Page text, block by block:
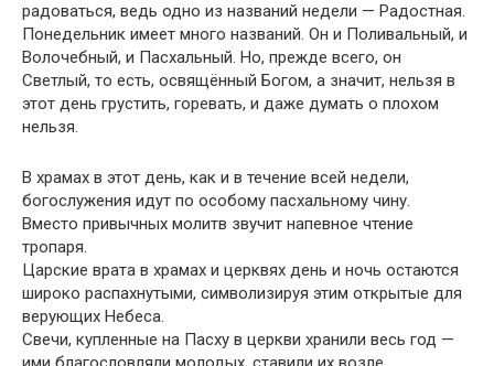
радоваться, ведь одно из названий недели — Радостная.
Понедельник имеет много названий. Он и Поливальный, и
Волочебный, и Пасхальный. Но, прежде всего, он
Светлый, то есть, освящённый Богом, а значит, нельзя в
этот день грустить, горевать, и даже думать о плохом
нельзя.
В храмах в этот день, как и в течение всей недели,
богослужения идут по особому пасхальному чину.
Вместо привычных молитв звучит напевное чтение
тропаря.
Царские врата в храмах и церквях день и ночь остаются
широко распахнутыми, символизируя этим открытые для
верующих Небеса.
Свечи, купленные на Пасху в церкви хранили весь год —